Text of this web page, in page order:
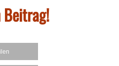
Beitrag!